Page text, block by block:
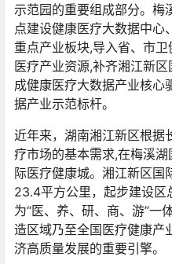
示范园的重要组成部分。梅
点建设健康医疗大数据中心
重点产业板块,导入省、市
医疗产业资源,补齐湘江新
成健康医疗大数据产业核心
据产业示范标杆。
近年来，湖南湘江新区根据
疗市场的基本需求,在梅溪
际医疗健康城。湘江新区国
23.4平方公里，起步建设区
为“医、养、研、商、游”一
造区域乃至全国医疗健康产
济高质量发展的重要引擎。